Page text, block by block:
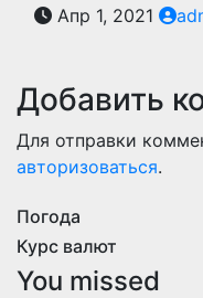
Апр 1, 2021
Добавить
Для отправки
авторизоваться.
Погода
Курс валют
You missed